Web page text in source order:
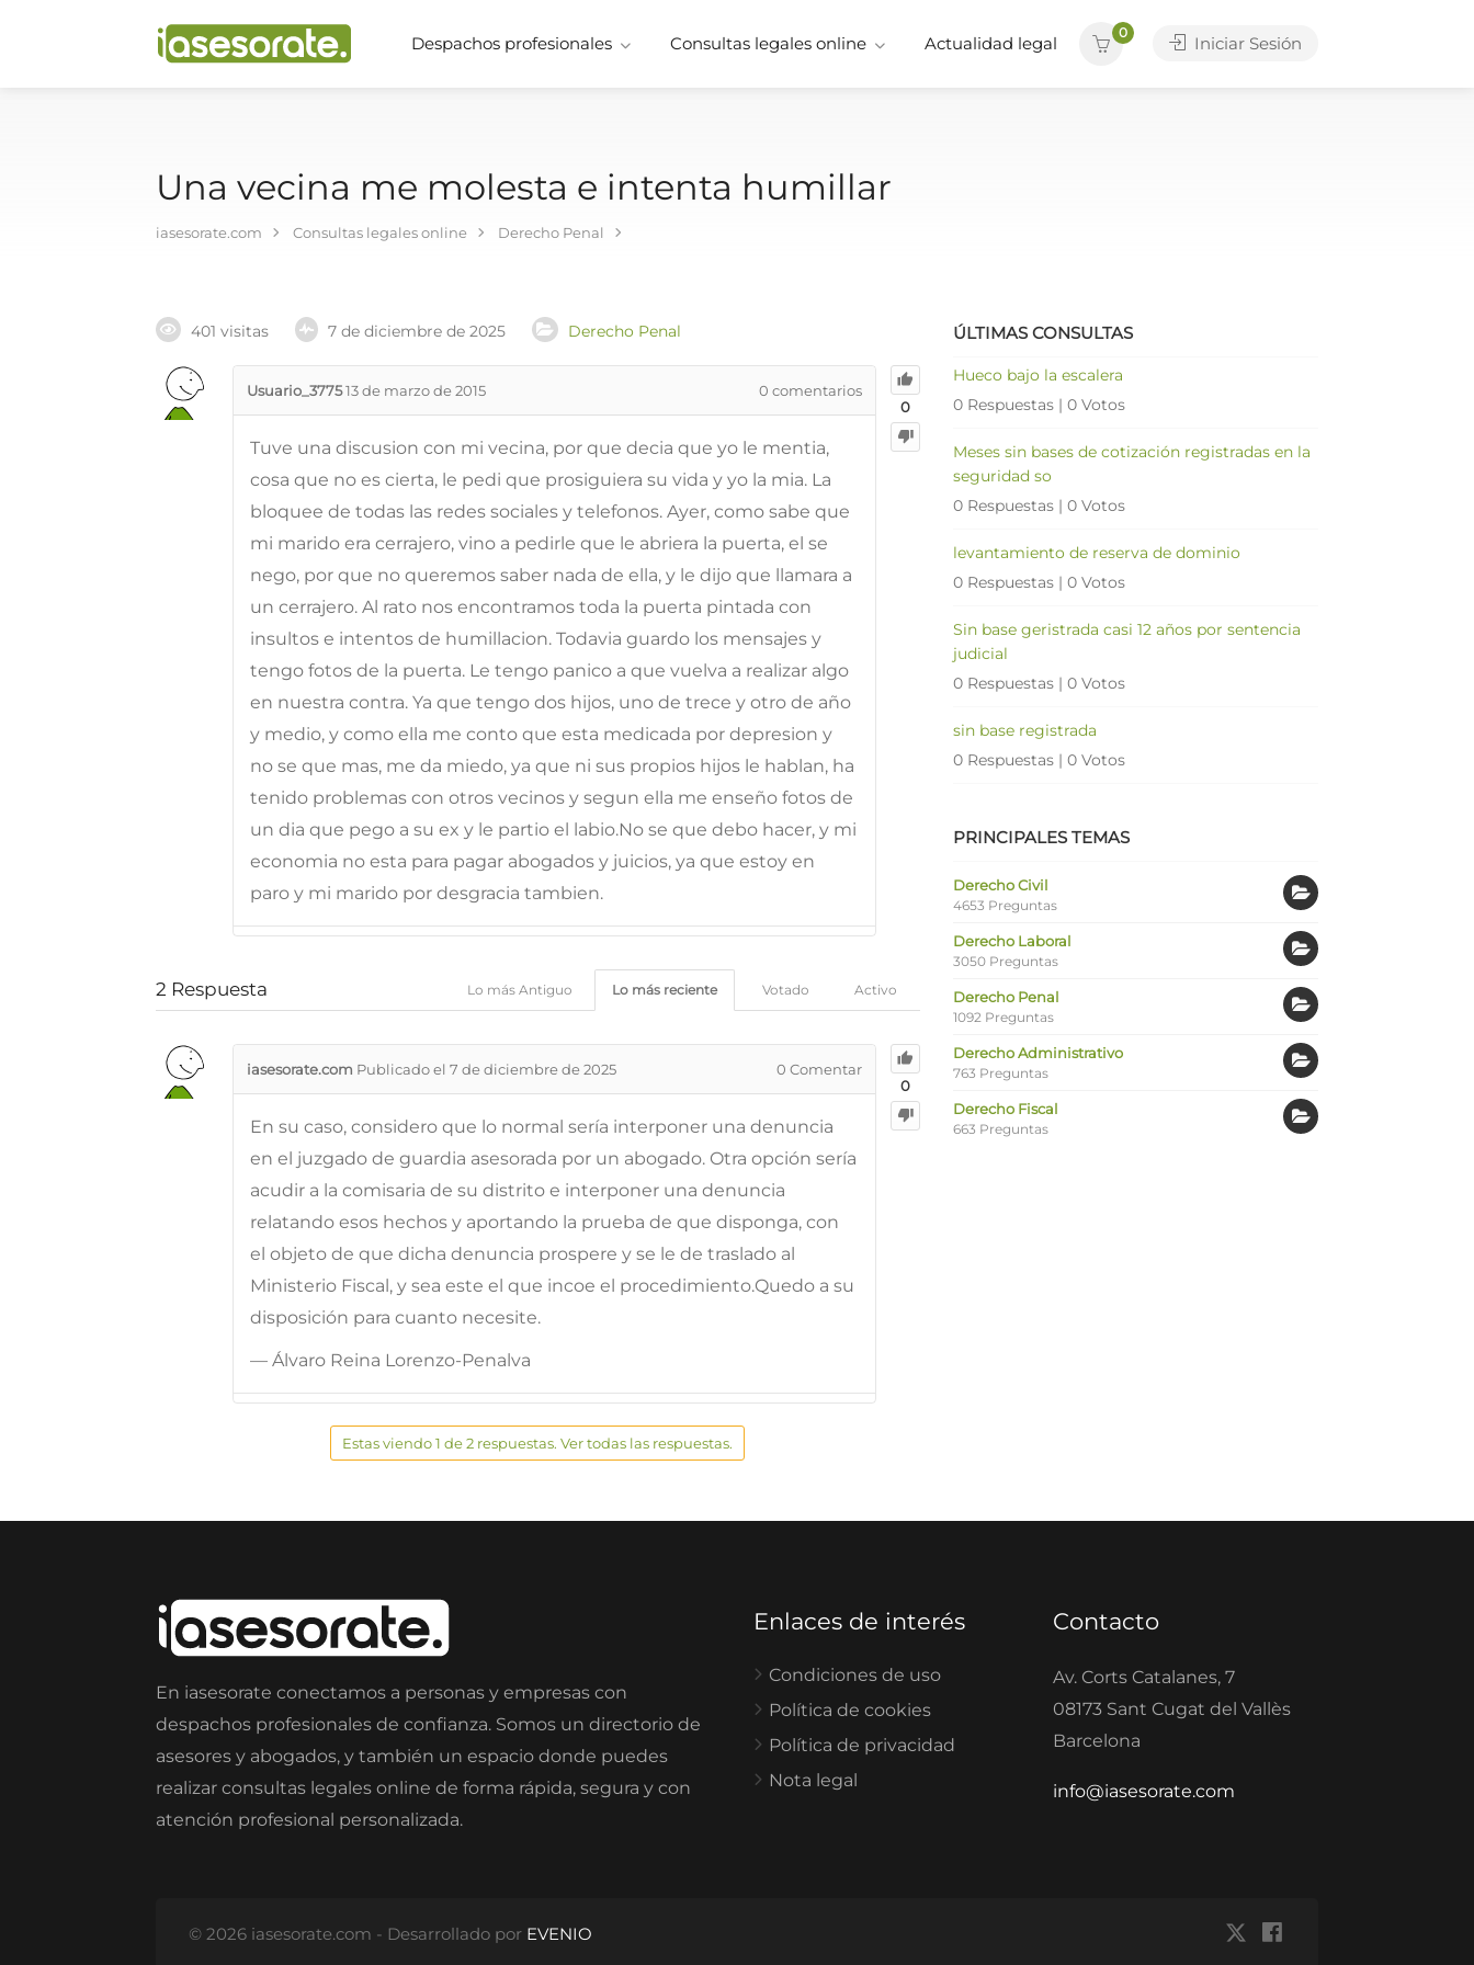
Despachos profesionales Consultas legales online Actualidad legal
0
Iniciar Sesión
Una vecina me molesta e intenta humillar
iasesorate.com Consultas legales online Derecho Penal
401 visitas 7 de diciembre de 2025 Derecho Penal
0
Usuario_377513 de marzo de 2015 0 comentarios
Tuve una discusion con mi vecina, por que decia que yo le mentia,
cosa que no es cierta, le pedi que prosiguiera su vida y yo la mia. La
bloquee de todas las redes sociales y telefonos. Ayer, como sabe que
mi marido era cerrajero, vino a pedirle que le abriera la puerta, el se
nego, por que no queremos saber nada de ella, y le dijo que llamara a
un cerrajero. Al rato nos encontramos toda la puerta pintada con
insultos e intentos de humillacion. Todavia guardo los mensajes y
tengo fotos de la puerta. Le tengo panico a que vuelva a realizar algo
en nuestra contra. Ya que tengo dos hijos, uno de trece y otro de año
y medio, y como ella me conto que esta medicada por depresion y
no se que mas, me da miedo, ya que ni sus propios hijos le hablan, ha
tenido problemas con otros vecinos y segun ella me enseño fotos de
un dia que pego a su ex y le partio el labio.No se que debo hacer, y mi
economia no esta para pagar abogados y juicios, ya que estoy en
paro y mi marido por desgracia tambien.
2 Respuesta Activo
Votado
Lo más reciente
Lo más Antiguo
0
iasesorate.com Publicado el 7 de diciembre de 2025 0 Comentar
En su caso, considero que lo normal sería interponer una denuncia
en el juzgado de guardia asesorada por un abogado. Otra opción sería
acudir a la comisaria de su distrito e interponer una denuncia
relatando esos hechos y aportando la prueba de que disponga, con
el objeto de que dicha denuncia prospere y se le de traslado al
Ministerio Fiscal, y sea este el que incoe el procedimiento.Quedo a su
disposición para cuanto necesite.
— Álvaro Reina Lorenzo-Penalva
Estas viendo 1 de 2 respuestas. Ver todas las respuestas.
ÚLTIMAS CONSULTAS
Hueco bajo la escalera
0 Respuestas | 0 Votos
Meses sin bases de cotización registradas en la
seguridad so
0 Respuestas | 0 Votos
levantamiento de reserva de dominio
0 Respuestas | 0 Votos
Sin base geristrada casi 12 años por sentencia
judicial
0 Respuestas | 0 Votos
sin base registrada
0 Respuestas | 0 Votos
PRINCIPALES TEMAS
Derecho Civil
4653 Preguntas
Derecho Laboral
3050 Preguntas
Derecho Penal
1092 Preguntas
Derecho Administrativo
763 Preguntas
Derecho Fiscal
663 Preguntas
En iasesorate conectamos a personas y empresas con
despachos profesionales de confianza. Somos un directorio de
asesores y abogados, y también un espacio donde puedes
realizar consultas legales online de forma rápida, segura y con
atención profesional personalizada.
Enlaces de interés
Condiciones de uso
Política de cookies
Política de privacidad
Nota legal
Contacto
Av. Corts Catalanes, 7
08173 Sant Cugat del Vallès
Barcelona
info@iasesorate.com
© 2026 iasesorate.com - Desarrollado por EVENIO